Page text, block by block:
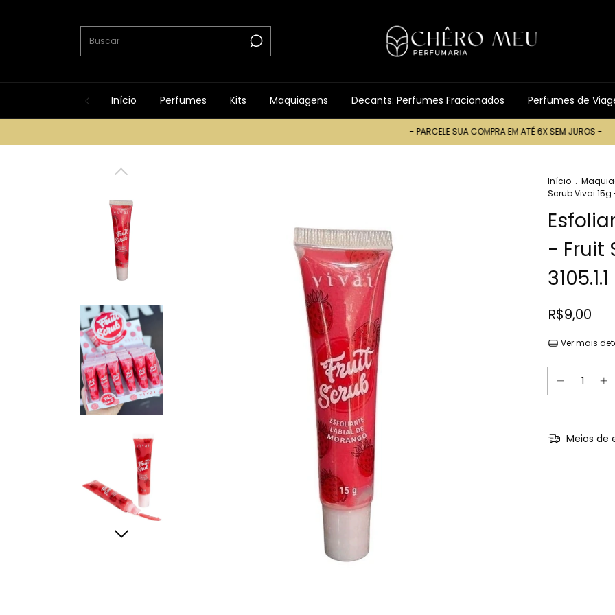
Início Perfumes Kits Maquiagens Decants: Perfumes Fracionados Perfumes de
- PARCELE SUA COMPRA EM ATÉ 6X SEM JUROS - -
Início .
Scrub Vivai 15g
- Fruit
3105.1.1
R$9,00
Ver mais
Meios de